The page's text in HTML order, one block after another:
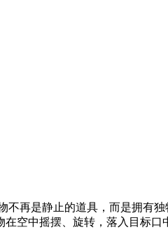
再是静止的道具，而是拥有
空中摇摆、旋转，落入目标口